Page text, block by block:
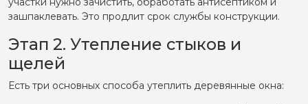
Ремонт деревянных дверей
Регулировка
Покраска деревянных дверей
Установка откосов и подоконников
Откосы
зашпаклевать. Это продлит срок службы конструкции.
Этап 2. Утепление стыков и
щелей
Есть три основных способа утеплить деревянные окна: